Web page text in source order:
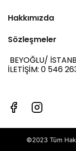
Hakkımızda
Sözleşmeler
BEYOĞLU/
İLETİŞİM: 0 546
©2023 Tüm